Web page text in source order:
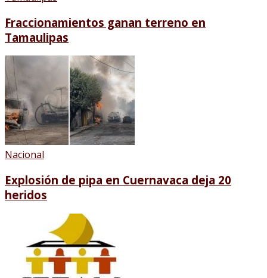
Fraccionamientos ganan terreno en
Tamaulipas
Nacional
Explosión de pipa en Cuernavaca deja 20
heridos